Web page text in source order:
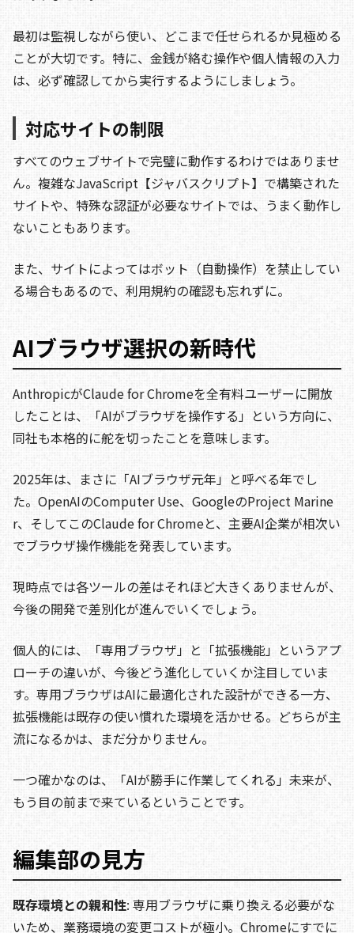
最初は監視しながら使い、どこまで任せられるか見極める
ことが大切です。特に、金銭が絡む操作や個人情報の入力
は、必ず確認してから実行するようにしましょう。
対応サイトの制限
すべてのウェブサイトで完璧に動作するわけではありませ
ん。複雑なJavaScript【ジャバスクリプト】で構築された
サイトや、特殊な認証が必要なサイトでは、うまく動作し
ないこともあります。
また、サイトによってはボット（自動操作）を禁止してい
る場合もあるので、利用規約の確認も忘れずに。
AIブラウザ選択の新時代
AnthropicがClaude for Chromeを全有料ユーザーに開放
したことは、「AIがブラウザを操作する」という方向に、
同社も本格的に舵を切ったことを意味します。
2025年は、まさに「AIブラウザ元年」と呼べる年でし
た。OpenAIのComputer Use、GoogleのProject Marine
r、そしてこのClaude for Chromeと、主要AI企業が相次い
でブラウザ操作機能を発表しています。
現時点では各ツールの差はそれほど大きくありませんが、
今後の開発で差別化が進んでいくでしょう。
個人的には、「専用ブラウザ」と「拡張機能」というアプ
ローチの違いが、今後どう進化していくか注目していま
す。専用ブラウザはAIに最適化された設計ができる一方、
拡張機能は既存の使い慣れた環境を活かせる。どちらが主
流になるかは、まだ分かりません。
一つ確かなのは、「AIが勝手に作業してくれる」未来が、
もう目の前まで来ているということです。
編集部の見方
既存環境との親和性: 専用ブラウザに乗り換える必要がな
いため、業務環境の変更コストが極小。Chromeにすでに